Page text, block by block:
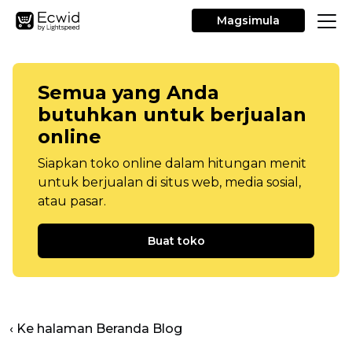
Magsimula
Semua yang Anda
butuhkan untuk berjualan
online
Siapkan toko online dalam hitungan menit
untuk berjualan di situs web, media sosial,
atau pasar.
Buat toko
‹ Ke halaman Beranda Blog